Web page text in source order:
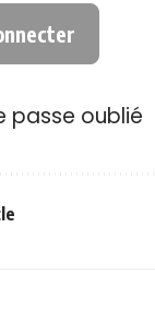
passe oublié